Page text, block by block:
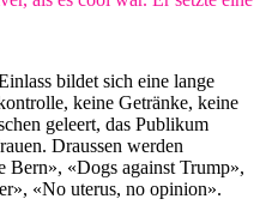
bildet sich eine lange
keine Getränke, keine
geleert, das Publikum
Draussen werden
Bern», «Dogs against Trump»,
«No uterus, no opinion».